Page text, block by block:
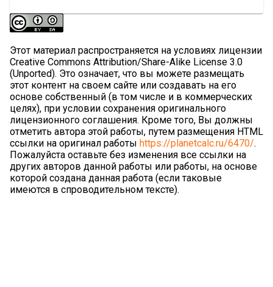
Этот материал распространяется на условиях лицензии
Creative Commons Attribution/Share-Alike License 3.0
(Unported). Это означает, что вы можете размещать
этот контент на своем сайте или создавать на его
основе собственный (в том числе и в коммерческих
целях), при условии сохранения оригинального
лицензионного соглашения. Кроме того, Вы должны
отметить автора этой работы, путем размещения HTML
ссылки на оригинал работы https://planetcalc.ru/6470/.
Пожалуйста оставьте без изменения все ссылки на
других авторов данной работы или работы, на основе
которой создана данная работа (если таковые
имеются в спроводительном тексте).